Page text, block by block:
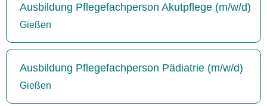
Ausbildung Pflegefachperson Akutpflege (m/w/d)
Gießen
Ausbildung Pflegefachperson Pädiatrie (m/w/d)
Gießen